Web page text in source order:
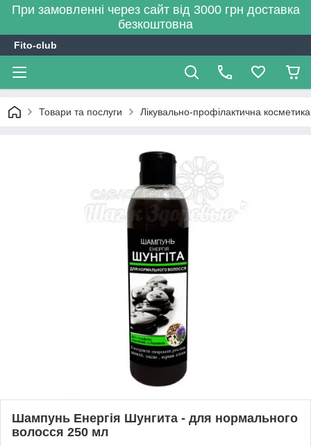
При замовленні через сайт від 3000 грн доставка
безкоштовна
Fito-club
Товари та послуги Лікувально-профілактична косметика
Шампунь Енергія Шунгита - для нормального
волосся 250 мл